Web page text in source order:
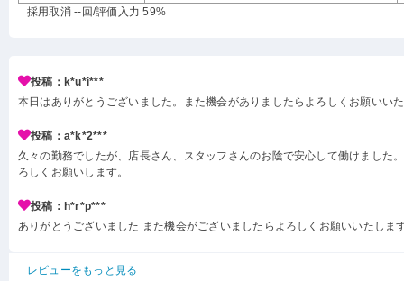
採用取消 --回/評価入力 59%
投稿：k*u*i***
本日はありがとうございました。また機会がありましたらよろしくお願いい
投稿：a*k*2***
久々の勤務でしたが、店長さん、スタッフさんのお陰で安心して働けました
ろしくお願いします。
投稿：h*r*p***
ありがとうございました また機会がございましたらよろしくお願いいたしま
レビューをもっと見る